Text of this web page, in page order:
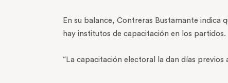
En su balance, Contreras Bustamante
hay institutos de capacitación en los partidos.
“La capacitación electoral la dan días